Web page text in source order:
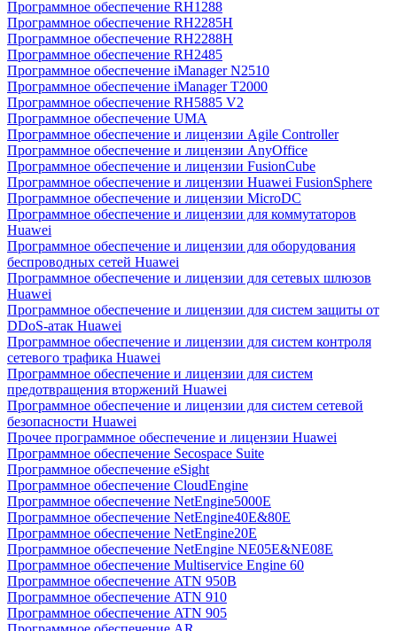
Программное обеспечение RH1288
Программное обеспечение RH2285H
Программное обеспечение RH2288H
Программное обеспечение RH2485
Программное обеспечение iManager N2510
Программное обеспечение iManager T2000
Программное обеспечение RH5885 V2
Программное обеспечение UMA
Программное обеспечение и лицензии Agile Controller
Программное обеспечение и лицензии AnyOffice
Программное обеспечение и лицензии FusionCube
Программное обеспечение и лицензии Huawei FusionSphere
Программное обеспечение и лицензии MicroDC
Программное обеспечение и лицензии для коммутаторов
Huawei
Программное обеспечение и лицензии для оборудования
беспроводных сетей Huawei
Программное обеспечение и лицензии для сетевых шлюзов
Huawei
Программное обеспечение и лицензии для систем защиты от
DDoS-атак Huawei
Программное обеспечение и лицензии для систем контроля
сетевого трафика Huawei
Программное обеспечение и лицензии для систем
предотвращения вторжений Huawei
Программное обеспечение и лицензии для систем сетевой
безопасности Huawei
Прочее программное обеспечение и лицензии Huawei
Программное обеспечение Secospace Suite
Программное обеспечение eSight
Программное обеспечение CloudEngine
Программное обеспечение NetEngine5000E
Программное обеспечение NetEngine40E&80E
Программное обеспечение NetEngine20E
Программное обеспечение NetEngine NE05E&NE08E
Программное обеспечение Multiservice Engine 60
Программное обеспечение ATN 950B
Программное обеспечение ATN 910
Программное обеспечение ATN 905